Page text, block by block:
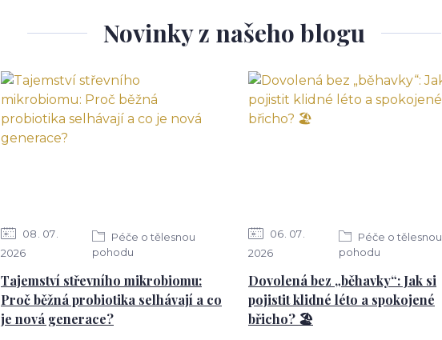
Novinky z našeho blogu
08 07
2026
Péče o tělesnou
pohodu
Tajemství střevního mikrobiomu:
Proč běžná probiotika selhávají a co
je nová generace?
06 07
2026
Péče o tělesnou
pohodu
Dovolená bez „běhavky“: Jak si
pojistit klidné léto a spokojené
břicho? 🏖️